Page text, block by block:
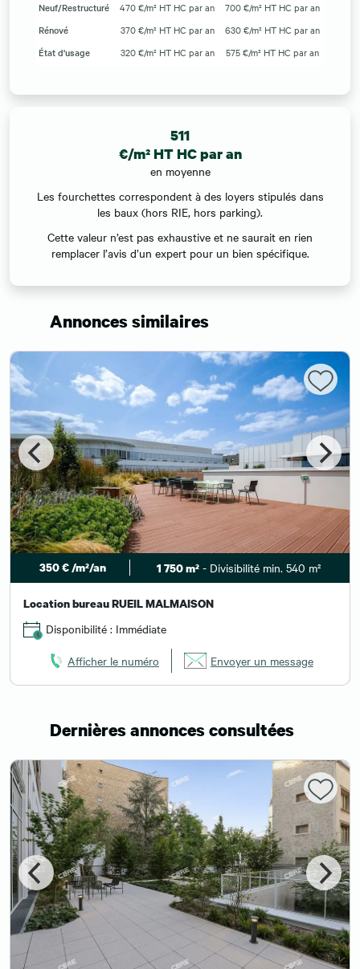
Neuf/Restructuré 470 €/m² HT HC par an
700 €/m² HT HC par an
Rénové
370 €/m² HT HC par an
630 €/m² HT HC par an
État d'usage
320 €/m² HT HC par an 575 €/m² HT HC par an
511
€/m² HT HC par an
en moyenne
Les fourchettes correspondent à des loyers stipulés dans
les baux (hors RIE, hors parking).
Cette valeur n’est pas exhaustive et ne saurait en rien
remplacer l’avis d’un expert pour un bien spécifique.
Annonces similaires
350 € /m²/an 1 750 m²- Divisibilité min. 540 m²
Location bureau RUEIL MALMAISON
Disponibilité : Immédiate
Afficher le numéro Envoyer un message
Dernières annonces consultées